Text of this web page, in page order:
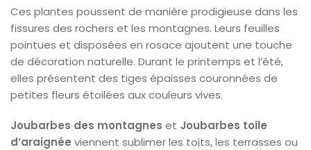
Ces plantes poussent de manière prodigieuse dans les
fissures des rochers et les montagnes. Leurs feuilles
pointues et disposées en rosace ajoutent une touche
de décoration naturelle. Durant le printemps et l’été,
elles présentent des tiges épaisses couronnées de
petites fleurs étoilées aux couleurs vives.
Joubarbes des montagnes et Joubarbes toile
d’araignée viennent sublimer les toits, les terrasses ou